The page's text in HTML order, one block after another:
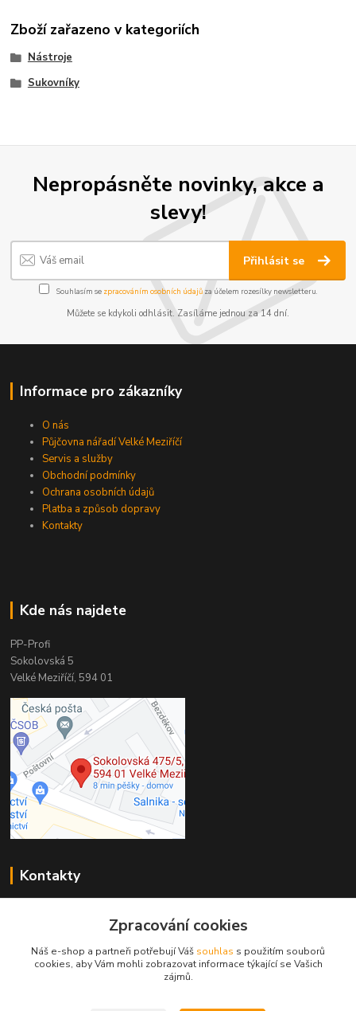
Zboží zařazeno v kategoriích
Nástroje
Sukovníky
Nepropásněte novinky, akce a
slevy!
Přihlásit se
Souhlasím se zpracováním osobních údajůza účelem rozesílky newsletteru.
Můžete se kdykoli odhlásit. Zasíláme jednou za 14 dní.
Informace pro zákazníky
O nás
Půjčovna nářadí Velké Meziříčí
Servis a služby
Obchodní podmínky
Ochrana osobních údajů
Platba a způsob dopravy
Kontakty
Kde nás najdete
PP-Profi
Sokolovská 5
Velké Meziříčí, 594 01
Kontakty
+420 566 524 868
info@pp-profi.cz
Zpracování cookies
Náš e-shop a partneři potřebují Váš souhlas s použitím souborů
cookies, aby Vám mohli zobrazovat informace týkající se Vašich
zájmů.